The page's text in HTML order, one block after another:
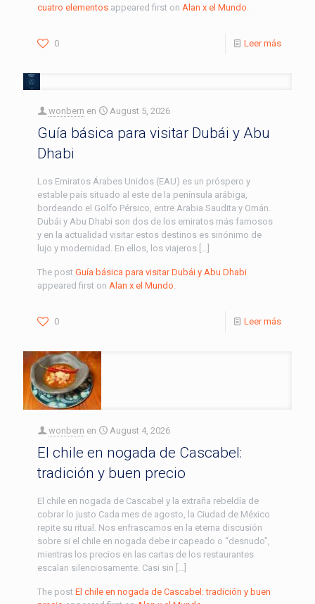
cuatro elementos appeared first on Alan x el Mundo
0 Leer más
wonbern en August 5, 2026
Guía básica para visitar Dubái y Abu
Dhabi
Los Emiratos Árabes Unidos (EAU) es un próspero y
estable país situado al este de la península arábiga,
bordeando el Golfo Pérsico, entre Arabia Saudita y Omán.
Dubái y Abu Dhabi son dos de los emiratos más famosos
y en la actualidad visitar estos destinos es sinónimo de
lujo y modernidad. En ellos, los viajeros […]
The post Guía básica para visitar Dubái y Abu Dhabi
appeared first on Alan x el Mundo
0 Leer más
wonbern en August 4, 2026
El chile en nogada de Cascabel:
tradición y buen precio
El chile en nogada de Cascabel y la extraña rebeldía de
cobrar lo justo Cada mes de agosto, la Ciudad de México
repite su ritual. Nos enfrascamos en la eterna discusión
sobre si el chile en nogada debe ir capeado o “desnudo”,
mientras los precios en las cartas de los restaurantes
escalan silenciosamente. Casi sin […]
The post El chile en nogada de Cascabel: tradición y buen